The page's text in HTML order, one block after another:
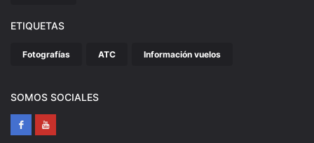
ETIQUETAS
Fotografías ATC Información vuelos
SOMOS SOCIALES